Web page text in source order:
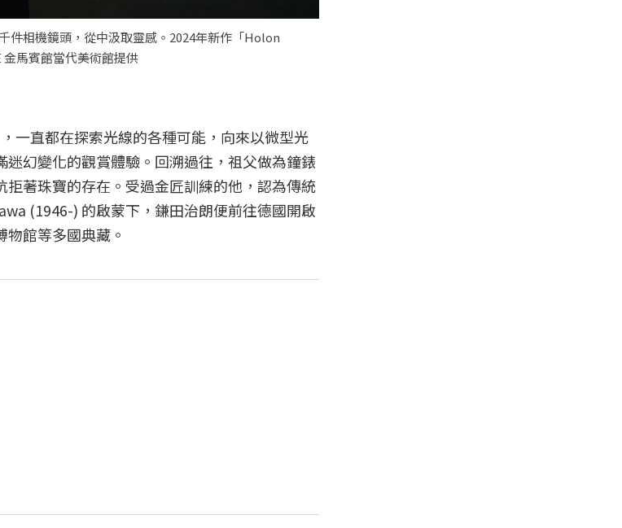
件相機鏡頭，從中汲取靈感。2024年新作「Holon
馬賓館當代美術館提供
一直都在探索光線的各種可能，向來以微型光
幻變化的觀賞體驗。回溯過往，祖父做為鐘錶
著珠寶的存在。受過金匠訓練的他，認為傳統
(1946-) 的啟蒙下，鎌田治朗便前往德國開啟
館等多國典藏。